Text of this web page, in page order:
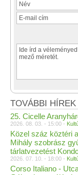
TOVÁBBI HÍREK
25. Cicelle
2026. 08. 03. - 15:00 -
Közel száz köztéri
Mihály szobrász
tárlatvezetést
2026. 07. 10. - 18:00 -
Corso Italiano -